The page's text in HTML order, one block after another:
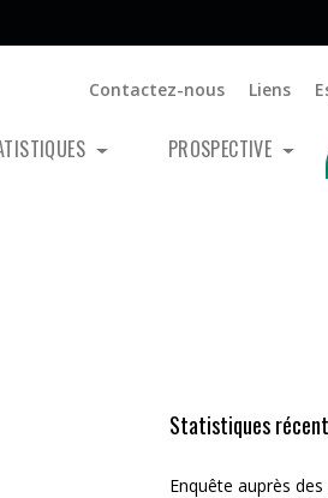
Contactez-nous Liens
PROSPECTIVE
Statistiques
Enquête auprès